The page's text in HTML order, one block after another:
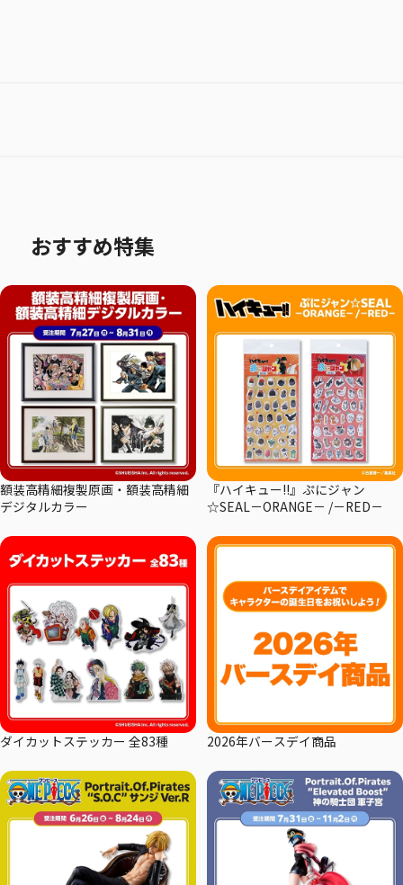
おすすめ特集
額装高精細複製原画・額装高精細
デジタルカラー
『ハイキュー!!』ぷにジャン
☆SEAL－ORANGE－ /－RED－
ダイカットステッカー 全83種 2026年バースデイ商品